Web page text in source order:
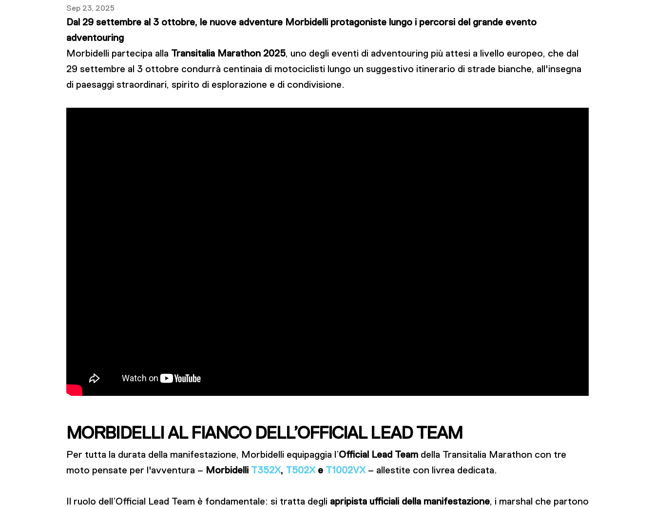
Sep 23, 2025
Dal 29 settembre al 3 ottobre, le nuove adventure Morbidelli protagoniste lungo i percorsi del grande evento
adventouring
Morbidelli partecipa alla Transitalia Marathon 2025, uno degli eventi di adventouring più attesi a livello europeo, che dal
29 settembre al 3 ottobre condurrà centinaia di motociclisti lungo un suggestivo itinerario di strade bianche, all'insegna
di paesaggi straordinari, spirito di esplorazione e di condivisione.
MORBIDELLI AL FIANCO DELL’OFFICIAL LEAD TEAM
Per tutta la durata della manifestazione, Morbidelli equipaggia l’Official Lead Team della Transitalia Marathon con tre
moto pensate per l'avventura – Morbidelli T352X, T502X e T1002VX – allestite con livrea dedicata.
Il ruolo dell’Official Lead Team è fondamentale: si tratta degli apripista ufficiali della manifestazione, i marshal che partono